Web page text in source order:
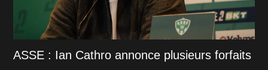
ASSE : Ian Cathro annonce plusieurs forfaits